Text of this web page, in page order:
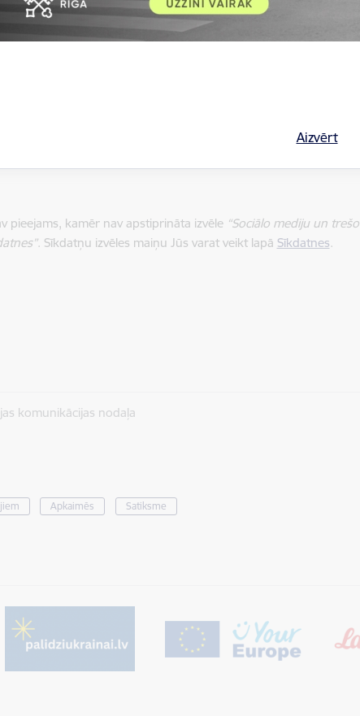
Aizvērt
rīku novietošanas zonas
pieejams, kamēr nav apstiprināta izvēle “Sociālo mediju un trešo
. Sīkdatņu izvēles maiņu Jūs varat veikt lapā Sīkdatnes.
komunikācijas nodaļa
Apkaimēs Satiksme